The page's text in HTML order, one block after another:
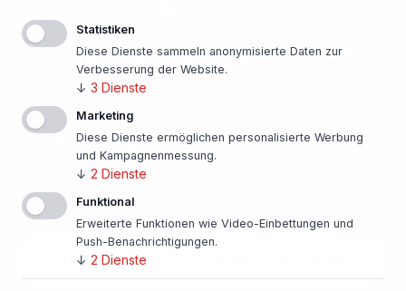
Finanzierungsangebot einholen!
500 Banken im Vergleich
Persönlicher Ansprechpartner vor Ort
Finanzierung unverbindlich anfragen
Statistiken
Diese Dienste sammeln anonymisierte Daten zur
Verbesserung der Website.
↓ 3 Dienste
Marketing
Diese Dienste ermöglichen personalisierte Werbung
und Kampagnenmessung.
↓ 2 Dienste
Funktional
Erweiterte Funktionen wie Video-Einbettungen und
Push-Benachrichtigungen.
↓ 2 Dienste